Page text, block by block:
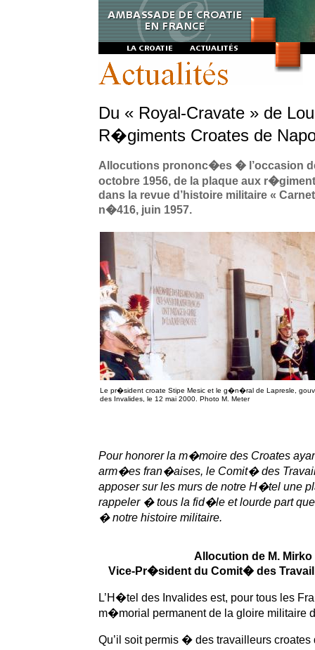
Du « Royal-Cravate » de
R�giments Croates de
Allocutions prononc�es � l’occasion
octobre 1956, de la plaque aux
dans la revue d’histoire militaire «
n�416, juin 1957.
Le pr�sident croate Stipe Mesic et le g�n�ral de Lapresle,
des Invalides, le 12 mai 2000. Photo M. Meter
Pour honorer la m�moire des Croates
arm�es fran�aises, le Comit� des
apposer sur les murs de notre H�tel une
rappeler � tous la fid�le et lourde part
� notre histoire militaire.
Allocution de M. Mirko
Vice-Pr�sident du Comit� des
L’H�tel des Invalides est, pour tous les
m�morial permanent de la gloire militaire
Qu’il soit permis � des travailleurs croates